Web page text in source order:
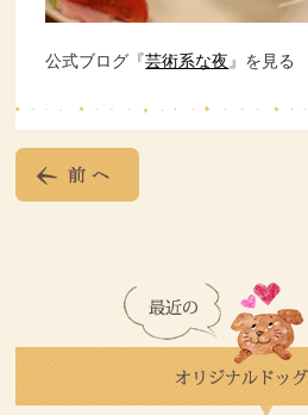
公式ブログ『芸術系な夜 』を見る